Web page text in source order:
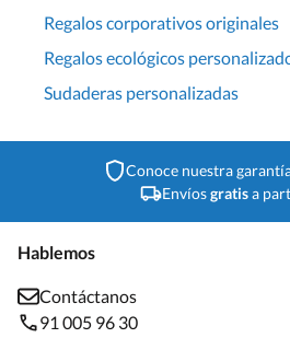
Regalos corporativos originales
Regalos ecológicos
Sudaderas personalizadas
Conoce nuestra
Envíosgratisa
Hablemos
Contáctanos
91 005 96 30